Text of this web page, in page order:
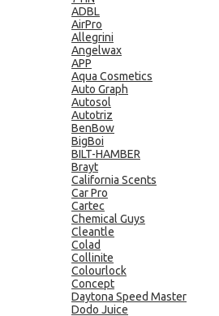
ADBL
AirPro
Allegrini
Angelwax
APP
Aqua Cosmetics
Auto Graph
Autosol
Autotriz
BenBow
BigBoi
BILT-HAMBER
Brayt
California Scents
Car Pro
Cartec
Chemical Guys
Cleantle
Colad
Collinite
Colourlock
Concept
Daytona Speed Master
Dodo Juice